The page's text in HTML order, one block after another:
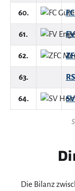
60.
61.
62.
63.
64.
Die Bilanz